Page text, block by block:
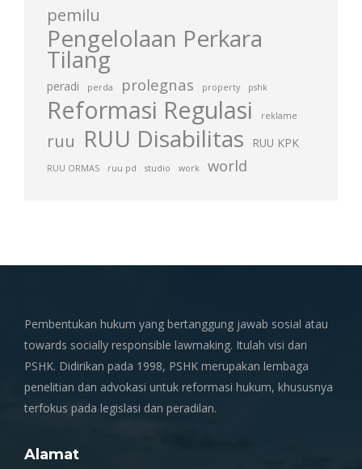
pemilu
Pengelolaan Perkara
Tilang
peradi perda prolegnas property pshk
Reformasi Regulasi reklame
ruu RUU Disabilitas RUU KPK
RUU ORMAS ruu pd studio work world
Pembentukan hukum yang bertanggung jawab sosial atau
towards socially responsible lawmaking. Itulah visi dari
PSHK. Didirikan pada 1998, PSHK merupakan lembaga
penelitian dan advokasi untuk reformasi hukum, khususnya
terfokus pada legislasi dan peradilan.
Alamat